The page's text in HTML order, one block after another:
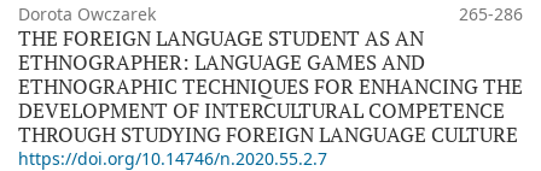
Dorota Owczarek 265-286
THE FOREIGN LANGUAGE STUDENT AS AN
ETHNOGRAPHER: LANGUAGE GAMES AND
ETHNOGRAPHIC TECHNIQUES FOR ENHANCING THE
DEVELOPMENT OF INTERCULTURAL COMPETENCE
THROUGH STUDYING FOREIGN LANGUAGE CULTURE
https://doi.org/10.14746/n.2020.55.2.7